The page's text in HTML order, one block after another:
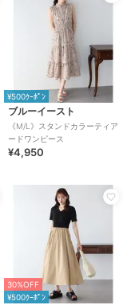
の質感等が多少変更
なって見える場合が
っておりますのでご
物の色味と異なって
ださい。
ピース
¥500ｸｰﾎﾟﾝ
ブルーイースト
《M/L》スタンドカラーティア
ードワンピース
¥4,950
30%OFF
¥500ｸｰﾎﾟﾝ